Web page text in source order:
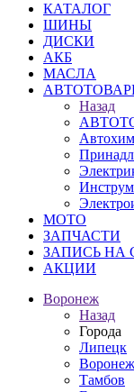
КАТАЛОГ
ШИНЫ
ДИСКИ
АКБ
МАСЛА
Назад
МОТО
ЗАПЧАСТИ
ЗАПИСЬ НА
АКЦИИ
Воронеж
Назад
Города
Липецк
Воронеж
Тамбов